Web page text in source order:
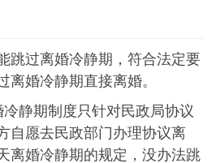
过离婚冷静期，符合法定要
婚冷静期直接离婚。
静期制度只针对民政局协议
自愿去民政部门办理协议离
离婚冷静期的规定，没办法跳